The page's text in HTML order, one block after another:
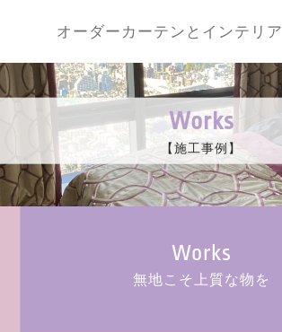
オーダーカーテンとインテリア
Works
【施工事例】
Works
無地こそ上質な物を